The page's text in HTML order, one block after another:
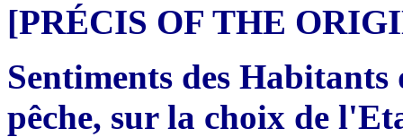
[PRÉCIS OF THE
Sentiments des
pêche, sur la choix de